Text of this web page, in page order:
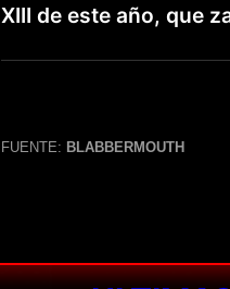
XIII de este año, que
FUENTE: BLABBERMOUTH